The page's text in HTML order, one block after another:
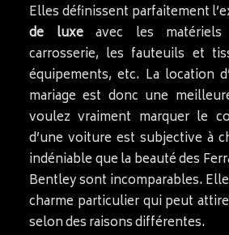
Elles définissent parfaitement
de luxeavec les
carrosserie, les fauteuils et
équipements, etc. La location
mariage est donc une
voulez vraiment marquer le
d’une voiture est subjective à
indéniable que la beauté des
Bentley sont incomparables.
charme particulier qui peut
selon des raisons différentes.